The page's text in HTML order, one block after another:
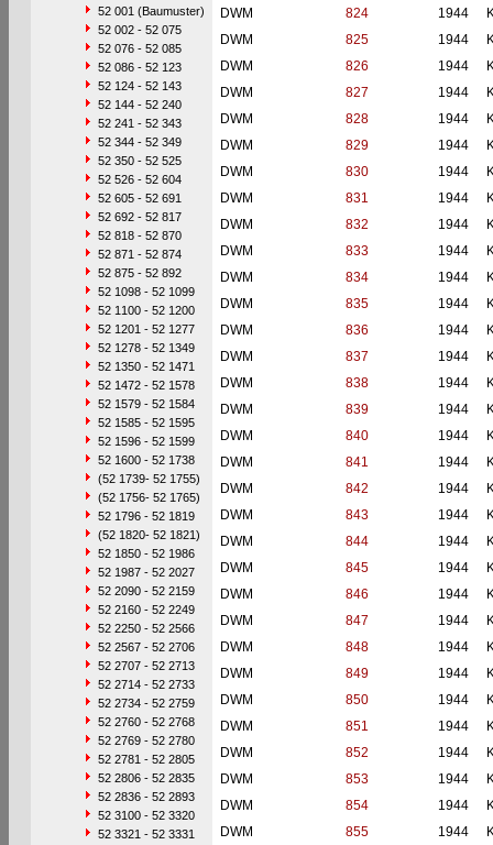
52 001 (Baumuster)
52 002 - 52 075
52 076 - 52 085
52 086 - 52 123
52 124 - 52 143
52 144 - 52 240
52 241 - 52 343
52 344 - 52 349
52 350 - 52 525
52 526 - 52 604
52 605 - 52 691
52 692 - 52 817
52 818 - 52 870
52 871 - 52 874
52 875 - 52 892
52 1098 - 52 1099
52 1100 - 52 1200
52 1201 - 52 1277
52 1278 - 52 1349
52 1350 - 52 1471
52 1472 - 52 1578
52 1579 - 52 1584
52 1585 - 52 1595
52 1596 - 52 1599
52 1600 - 52 1738
(52 1739- 52 1755)
(52 1756- 52 1765)
52 1796 - 52 1819
(52 1820- 52 1821)
52 1850 - 52 1986
52 1987 - 52 2027
52 2090 - 52 2159
52 2160 - 52 2249
52 2250 - 52 2566
52 2567 - 52 2706
52 2707 - 52 2713
52 2714 - 52 2733
52 2734 - 52 2759
52 2760 - 52 2768
52 2769 - 52 2780
52 2781 - 52 2805
52 2806 - 52 2835
52 2836 - 52 2893
52 3100 - 52 3320
52 3321 - 52 3331
DWM
824 1944
DWM
825 1944
DWM
826 1944
DWM
827 1944
DWM
828 1944
DWM
829 1944
DWM
830 1944
DWM
831 1944
DWM
832 1944
DWM
833 1944
DWM
834 1944
DWM
835 1944
DWM
836 1944
DWM
837 1944
DWM
838 1944
DWM
839 1944
DWM
840 1944
DWM
841 1944
DWM
842 1944
DWM
843 1944
DWM
844 1944
DWM
845 1944
DWM
846 1944
DWM
847 1944
DWM
848 1944
DWM
849 1944
DWM
850 1944
DWM
851 1944
DWM
852 1944
DWM
853 1944
DWM
854 1944
DWM
855 1944